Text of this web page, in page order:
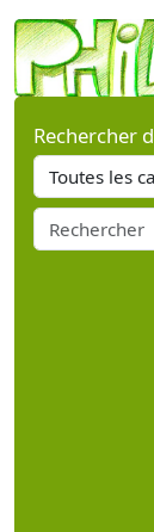
Rechercher